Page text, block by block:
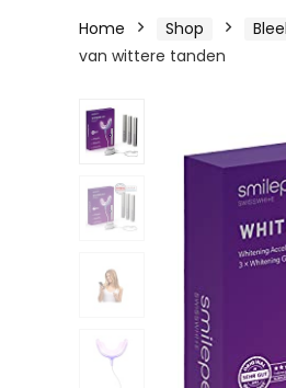
Home Shop
van wittere tanden